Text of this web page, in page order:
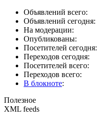
Объявлений всего:
Объявлений сегодня:
На модерации:
Опубликованы:
Посетителей сегодня:
Переходов сегодня:
Посетителей всего:
Переходов всего:
В блокноте:
Полезное
XML feeds